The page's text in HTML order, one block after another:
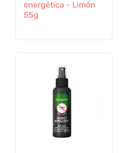
energética - Limón
55g